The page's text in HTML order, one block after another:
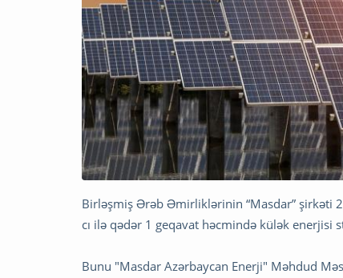
Birləşmiş Ərəb Əmirliklərinin “Masdar” şirkəti
cı ilə qədər 1 geqavat həcmində külək enerjisi
Bunu "Masdar Azərbaycan Enerji" Məhdud